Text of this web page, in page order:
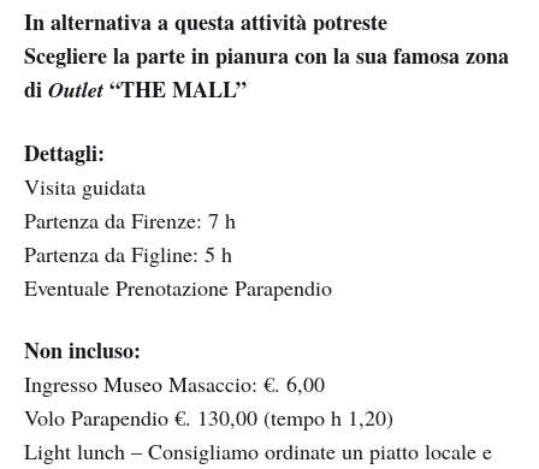
In alternativa a questa attività potreste
Scegliere la parte in pianura con la sua famosa zona
di Outlet “THE MALL”
Dettagli:
Visita guidata
Partenza da Firenze: 7 h
Partenza da Figline: 5 h
Eventuale Prenotazione Parapendio
Non incluso:
Ingresso Museo Masaccio: €. 6,00
Volo Parapendio €. 130,00 (tempo h 1,20)
Light lunch – Consigliamo ordinate un piatto locale e